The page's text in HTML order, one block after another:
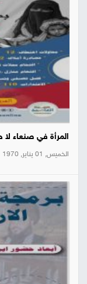
المرأة في صنعاء لا
الخميس, 01 يناير, 1970